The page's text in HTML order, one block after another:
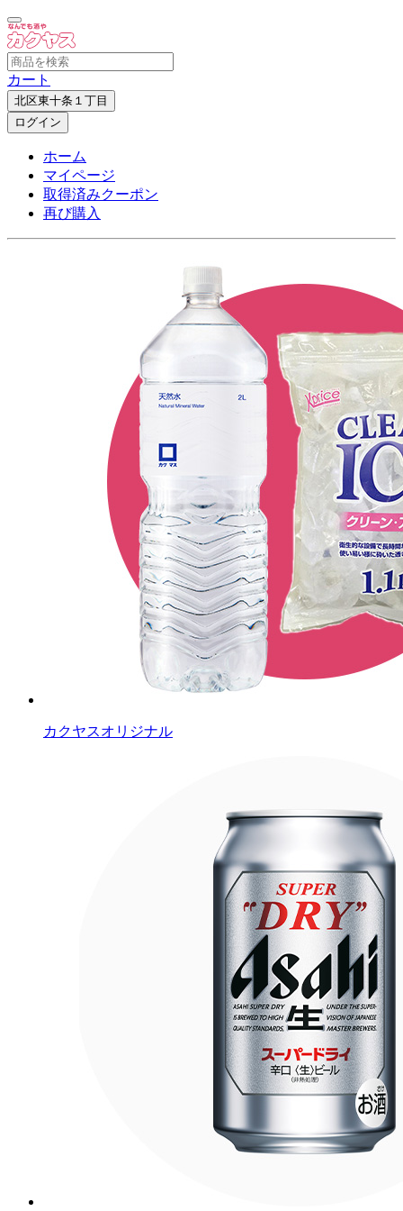
カート
北区東十条１丁目
ログイン
ホーム
マイページ
取得済みクーポン
再び購入
カクヤスオリジナル